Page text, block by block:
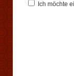
Ich möchte